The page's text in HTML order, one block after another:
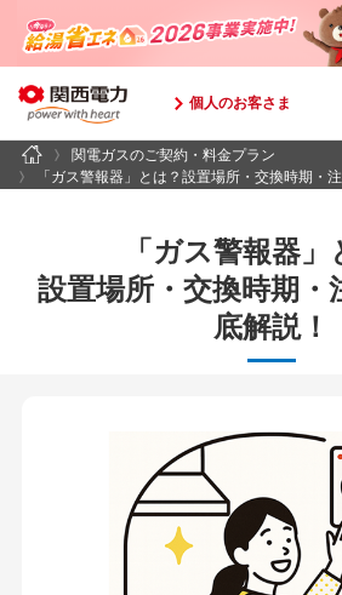
個人のお客さま
検索キーワード入力
関電ガスのご契約・料金プラン
「ガス警報器」とは？設置場所・交換時期・
「ガス警報器」
設置場所・交換時期・
底解説！